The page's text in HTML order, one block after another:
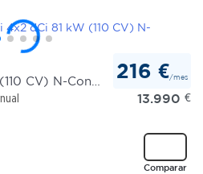
de sus servicios.
216 €/mes
13.990 €
Comparar